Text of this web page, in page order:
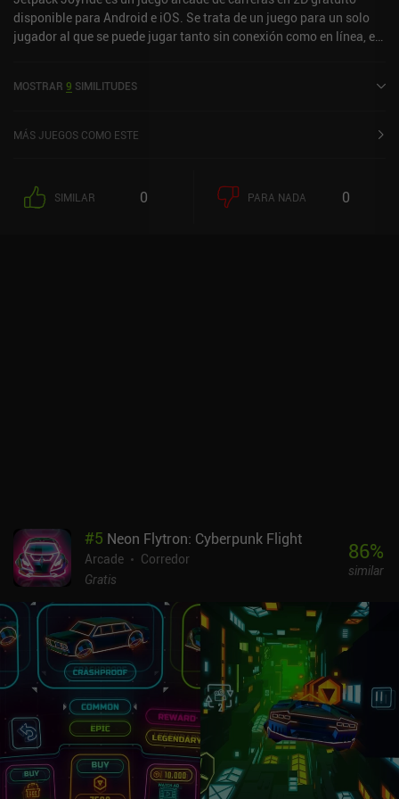
disponible para Android e iOS. Se trata de un juego para un solo
jugador al que se puede jugar tanto sin conexión como en línea, en
en Google Play y de 4,7 sobre 5,0 en la App Store de iOS.
MOSTRAR 9 SIMILITUDES
MÁS JUEGOS COMO ESTE
SIMILAR 0 PARA NADA 0
#5 Neon Flytron: Cyberpunk Flight
Arcade
Corredor
Gratis
86%
similar